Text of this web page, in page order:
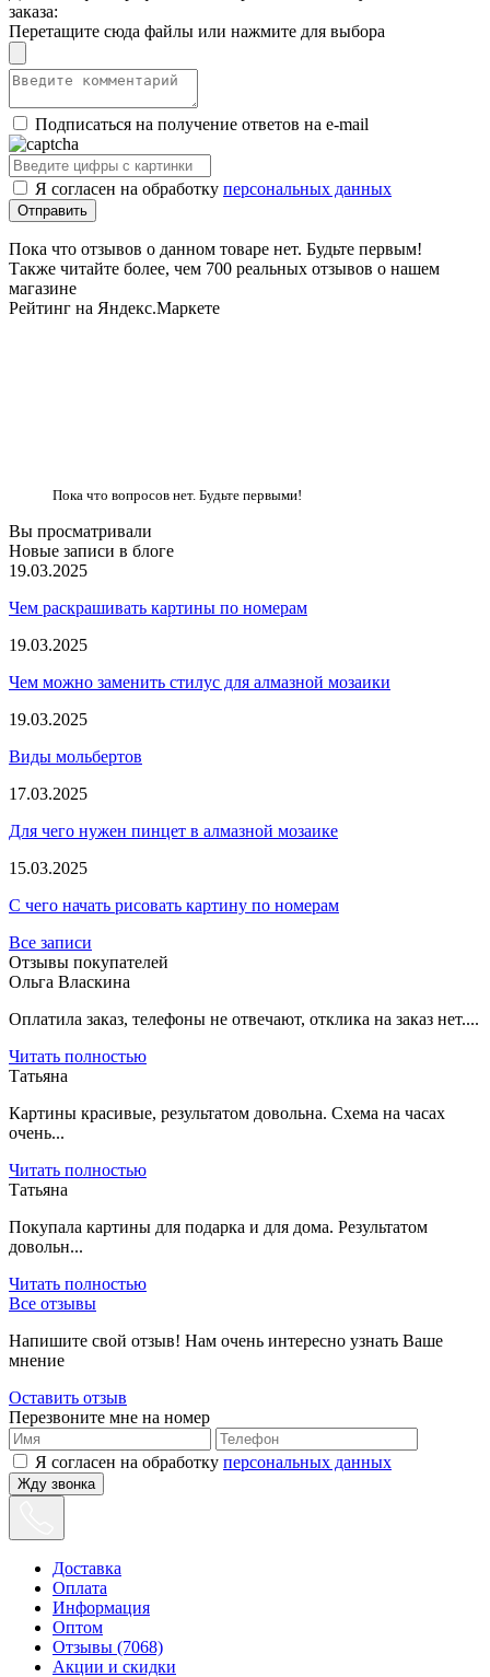
заказа:
Перетащите сюда файлы или нажмите для выбора
Подписаться на получение ответов на e-mail
Я согласен на обработку персональных данных
Пока что отзывов о данном товаре нет. Будьте первым!
Также читайте более, чем 700 реальных отзывов о нашем
магазине
Рейтинг на Яндекс.Маркете
Пока что вопросов нет. Будьте первыми!
Вы просматривали
Новые записи в блоге
19.03.2025
Чем раскрашивать картины по номерам
19.03.2025
Чем можно заменить стилус для алмазной мозаики
19.03.2025
Виды мольбертов
17.03.2025
Для чего нужен пинцет в алмазной мозаике
15.03.2025
С чего начать рисовать картину по номерам
Все записи
Отзывы покупателей
Ольга Власкина
Оплатила заказ, телефоны не отвечают, отклика на заказ нет....
Читать полностью
Татьяна
Картины красивые, результатом довольна. Схема на часах
очень...
Читать полностью
Татьяна
Покупала картины для подарка и для дома. Результатом
довольн...
Читать полностью
Все отзывы
Напишите свой отзыв! Нам очень интересно узнать Ваше
мнение
Оставить отзыв
Перезвоните мне на номер
Я согласен на обработку персональных данных
Жду звонка
Доставка
Оплата
Информация
Оптом
Отзывы (7068)
Акции и скидки